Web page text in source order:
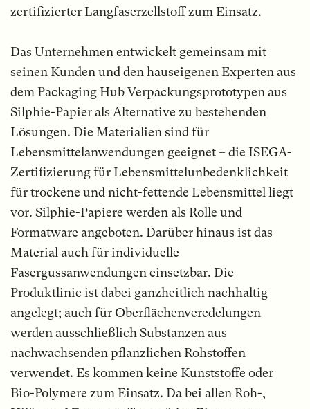
zertifizierter Langfaserzellstoff zum Einsatz.
Das Unternehmen entwickelt gemeinsam mit
seinen Kunden und den hauseigenen Experten aus
dem Packaging Hub Verpackungsprototypen aus
Silphie-Papier als Alternative zu bestehenden
Lösungen. Die Materialien sind für
Lebensmittelanwendungen geeignet – die ISEGA-
Zertifizierung für Lebensmittelunbedenklichkeit
für trockene und nicht-fettende Lebensmittel liegt
vor. Silphie-Papiere werden als Rolle und
Formatware angeboten. Darüber hinaus ist das
Material auch für individuelle
Fasergussanwendungen einsetzbar. Die
Produktlinie ist dabei ganzheitlich nachhaltig
angelegt; auch für Oberflächenveredelungen
werden ausschließlich Substanzen aus
nachwachsenden pflanzlichen Rohstoffen
verwendet. Es kommen keine Kunststoffe oder
Bio-Polymere zum Einsatz. Da bei allen Roh-,